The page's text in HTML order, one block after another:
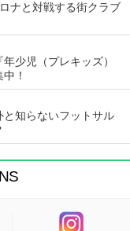
ナと対戦する街クラブ
少児（プレキッズ）
！
と知らないフットサル